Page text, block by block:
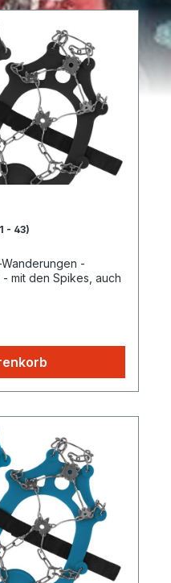
- 43)
-
mit den Spikes, auch